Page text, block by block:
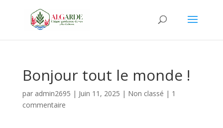
Bonjour tout le monde !
par admin2695 | Juin 11, 2025 | Non classé | 1
commentaire